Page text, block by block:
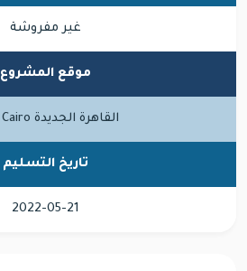
غير مفروشة
موقع المشروع
القاهرة الجديدة New Cairo
تاريخ التسليم
2022-05-21